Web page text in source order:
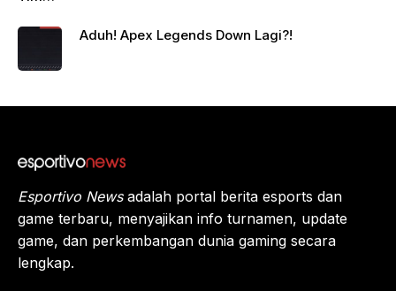
Berte
Juara
Legen
tnya?
Aduh! Apex Legends Down Lagi?!
Esportivo Newsadalah portal berita esports dan
game terbaru, menyajikan info turnamen, update
game, dan perkembangan dunia gaming secara
lengkap.